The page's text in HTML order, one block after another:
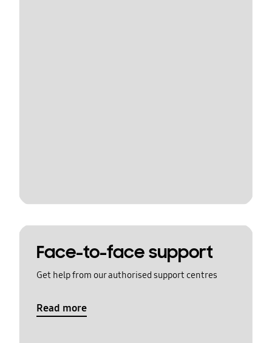
Face-to-face support
Get help from our authorised support centres
Read more